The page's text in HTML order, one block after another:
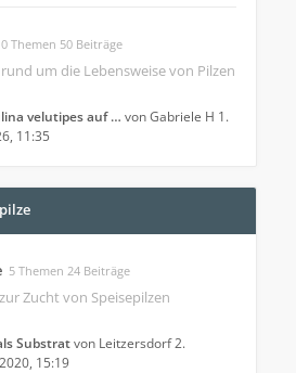
Themen 50 Beiträge
um die Lebensweise von Pilzen
velutipes auf … vonGabriele H 1.
11:35
5 Themen 24 Beiträge
Zucht von Speisepilzen
Substratvon Leitzersdorf2.
15:19